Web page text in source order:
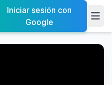
Iniciar sesión con
Google